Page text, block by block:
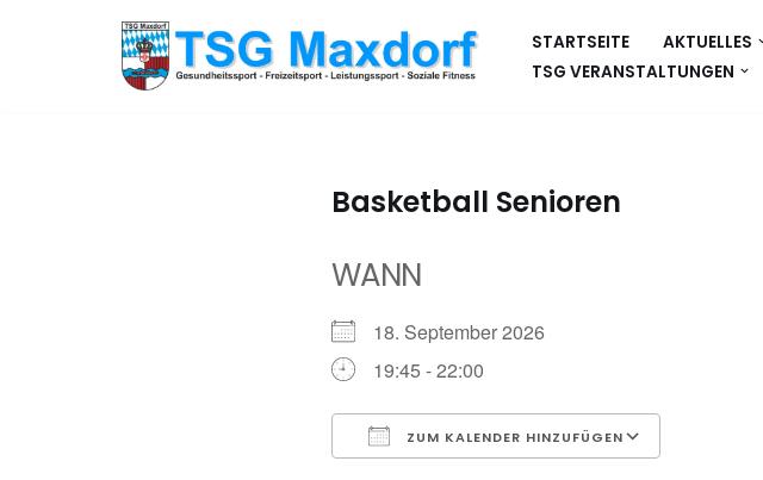
STARTSEITE AKTUELLES
TSG VERANSTALTUNGEN
Basketball Senioren
WANN
18. September 2026
19:45 - 22:00
ZUM KALENDER HINZUFÜGEN